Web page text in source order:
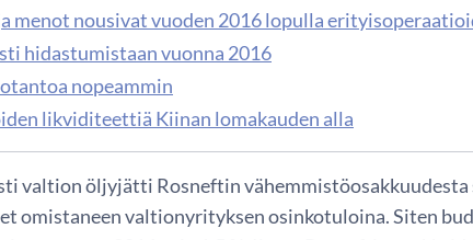
menot nousivat vuoden 2016 lopulla
hidastumistaan vuonna 2016
nopeammin
likviditeettiä Kiinan lomakauden alla
valtion öljyjätti Rosneftin vähemmistöosakkuudesta
omistaneen valtionyrityksen osinkotuloina. Siten